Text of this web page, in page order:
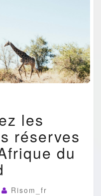
les
réserves
du
Risom_fr